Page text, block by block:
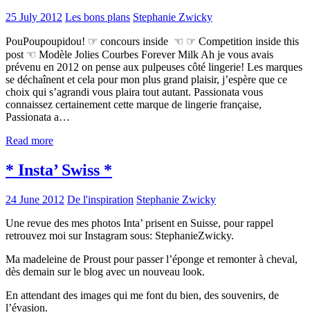
25 July 2012 Les bons plans Stephanie Zwicky
PouPoupoupidou! ☞ concours inside ☜ ☞ Competition inside this
post ☜ Modèle Jolies Courbes Forever Milk Ah je vous avais
prévenu en 2012 on pense aux pulpeuses côté lingerie! Les marques
se déchaînent et cela pour mon plus grand plaisir, j’espère que ce
choix qui s’agrandi vous plaira tout autant. Passionata vous
connaissez certainement cette marque de lingerie française,
Passionata a…
Read more
* Insta’ Swiss *
24 June 2012 De l'inspiration Stephanie Zwicky
Une revue des mes photos Inta’ prisent en Suisse, pour rappel
retrouvez moi sur Instagram sous: StephanieZwicky.
Ma madeleine de Proust pour passer l’éponge et remonter à cheval,
dès demain sur le blog avec un nouveau look.
En attendant des images qui me font du bien, des souvenirs, de
l’évasion.